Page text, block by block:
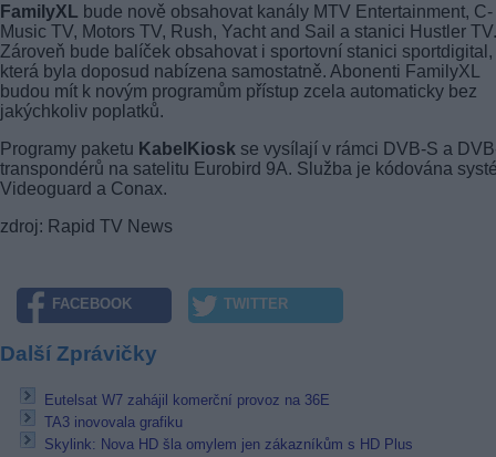
FamilyXL bude nově obsahovat kanály MTV Entertainment, C-
Music TV, Motors TV, Rush, Yacht and Sail a stanici Hustler TV.
Zároveň bude balíček obsahovat i sportovní stanici sportdigital,
která byla doposud nabízena samostatně. Abonenti FamilyXL
budou mít k novým programům přístup zcela automaticky bez
jakýchkoliv poplatků.
Programy paketu KabelKiosk se vysílají v rámci DVB-S a
transpondérů na satelitu Eurobird 9A. Služba je kódována
Videoguard a Conax.
zdroj: Rapid TV News
FACEBOOK TWITTER
Další Zprávičky
Eutelsat W7 zahájil komerční provoz na 36E
TA3 inovovala grafiku
Skylink: Nova HD šla omylem jen zákazníkům s HD Plus